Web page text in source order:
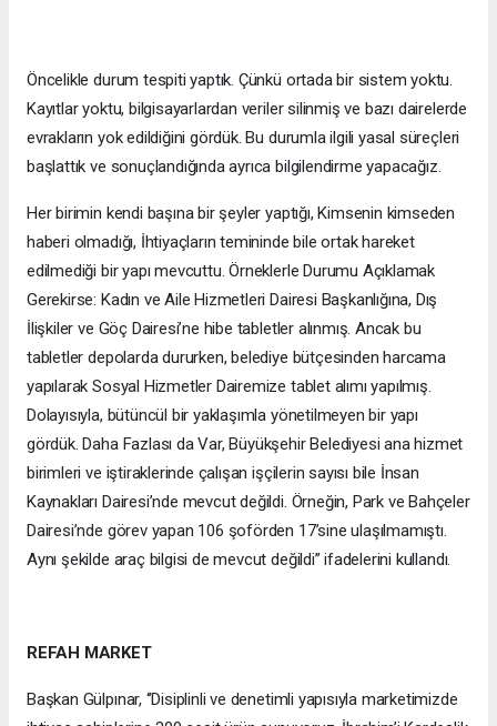
Öncelikle durum tespiti yaptık. Çünkü ortada bir sistem yoktu.
Kayıtlar yoktu, bilgisayarlardan veriler silinmiş ve bazı dairelerde
evrakların yok edildiğini gördük. Bu durumla ilgili yasal süreçleri
başlattık ve sonuçlandığında ayrıca bilgilendirme yapacağız.
Her birimin kendi başına bir şeyler yaptığı, Kimsenin kimseden
haberi olmadığı, İhtiyaçların temininde bile ortak hareket
edilmediği bir yapı mevcuttu. Örneklerle Durumu Açıklamak
Gerekirse: Kadın ve Aile Hizmetleri Dairesi Başkanlığına, Dış
İlişkiler ve Göç Dairesi’ne hibe tabletler alınmış. Ancak bu
tabletler depolarda dururken, belediye bütçesinden harcama
yapılarak Sosyal Hizmetler Dairemize tablet alımı yapılmış.
Dolayısıyla, bütüncül bir yaklaşımla yönetilmeyen bir yapı
gördük. Daha Fazlası da Var, Büyükşehir Belediyesi ana hizmet
birimleri ve iştiraklerinde çalışan işçilerin sayısı bile İnsan
Kaynakları Dairesi’nde mevcut değildi. Örneğin, Park ve Bahçeler
Dairesi’nde görev yapan 106 şoförden 17’sine ulaşılmamıştı.
Aynı şekilde araç bilgisi de mevcut değildi’’ ifadelerini kullandı.
REFAH MARKET
Başkan Gülpınar, ‘’Disiplinli ve denetimli yapısıyla marketimizde